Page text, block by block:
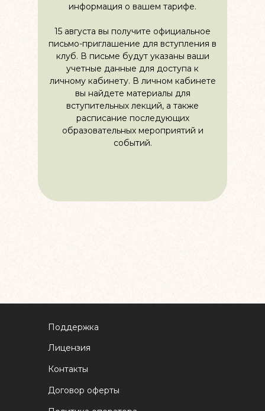
информация о вашем тарифе.
15 августа вы получите официальное
письмо-приглашение для вступления в
клуб. В письме будут указаны ваши
учетные данные для доступа к
личному кабинету. В личном кабинете
вы найдете материалы для
вступительных лекций, а также
расписание последующих
образовательных мероприятий и
событий.
Договор оферты
Контакты
Поддержка
Лицензия